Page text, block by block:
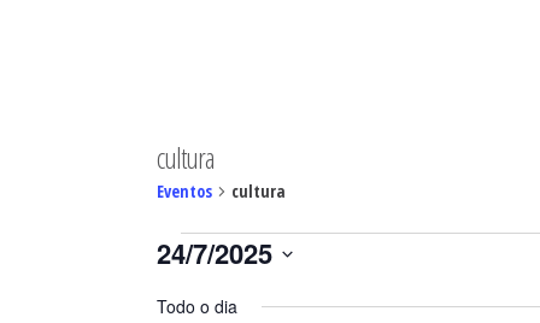
cultura
Eventos cultura
Eventos
for
24/07/2025
24/7/2025
Todo o dia